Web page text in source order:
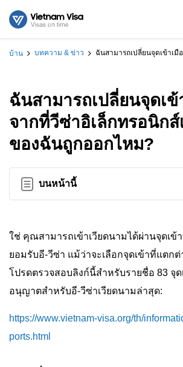
บ้าน บทความ & ข่าว ฉันสามารถเปลี่ยนจุดเข้าเ
ฉันสามารถเปลี่ยนจุดเข้
จากที่วีซ่าอิเล็กทรอนิกส์
ของฉันถูกออกไหม?
บนหน้านี้
ใช่ คุณสามารถเข้าเวียดนามได้ผ่านจุดเข้
ยอมรับอี-วีซ่า แม้ว่าจะเลือกจุดเข้าที่แตก
โปรดตรวจสอบลิงก์นี้สำหรับรายชื่อ 83 จุ
อนุญาตสำหรับอี-วีซ่าเวียดนามล่าสุด:
https://www.vietnam-visa.org/th/
ports.html